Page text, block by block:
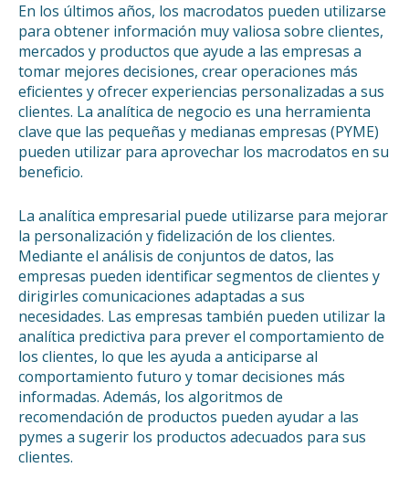
En los últimos años, los macrodatos pueden utilizarse
para obtener información muy valiosa sobre clientes,
mercados y productos que ayude a las empresas a
tomar mejores decisiones, crear operaciones más
eficientes y ofrecer experiencias personalizadas a sus
clientes. La analítica de negocio es una herramienta
clave que las pequeñas y medianas empresas (PYME)
pueden utilizar para aprovechar los macrodatos en su
beneficio.
La analítica empresarial puede utilizarse para mejorar
la personalización y fidelización de los clientes.
Mediante el análisis de conjuntos de datos, las
empresas pueden identificar segmentos de clientes y
dirigirles comunicaciones adaptadas a sus
necesidades. Las empresas también pueden utilizar la
analítica predictiva para prever el comportamiento de
los clientes, lo que les ayuda a anticiparse al
comportamiento futuro y tomar decisiones más
informadas. Además, los algoritmos de
recomendación de productos pueden ayudar a las
pymes a sugerir los productos adecuados para sus
clientes.